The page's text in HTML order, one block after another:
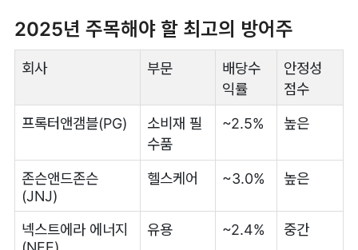
2025년 주목해야 할 최고의 방어주
회사 부문
배당수
익률
안정성
점수
프록터앤갬블(PG)
소비재 필
수품
~2.5% 높은
존슨앤드존슨
(JNJ)
헬스케어 ~3.0% 높은
넥스트에라 에너지
유용 ~2.4% 중간